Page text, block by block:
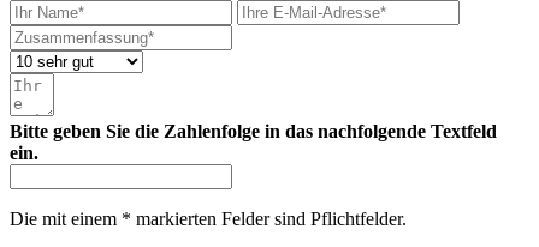
Bitte geben Sie die Zahlenfolge in das nachfolgende Textfeld
ein.
Die mit einem * markierten Felder sind Pflichtfelder.